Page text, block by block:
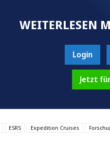
WEITERLESEN
Login
Jetzt
ESRS Expedition Cruises